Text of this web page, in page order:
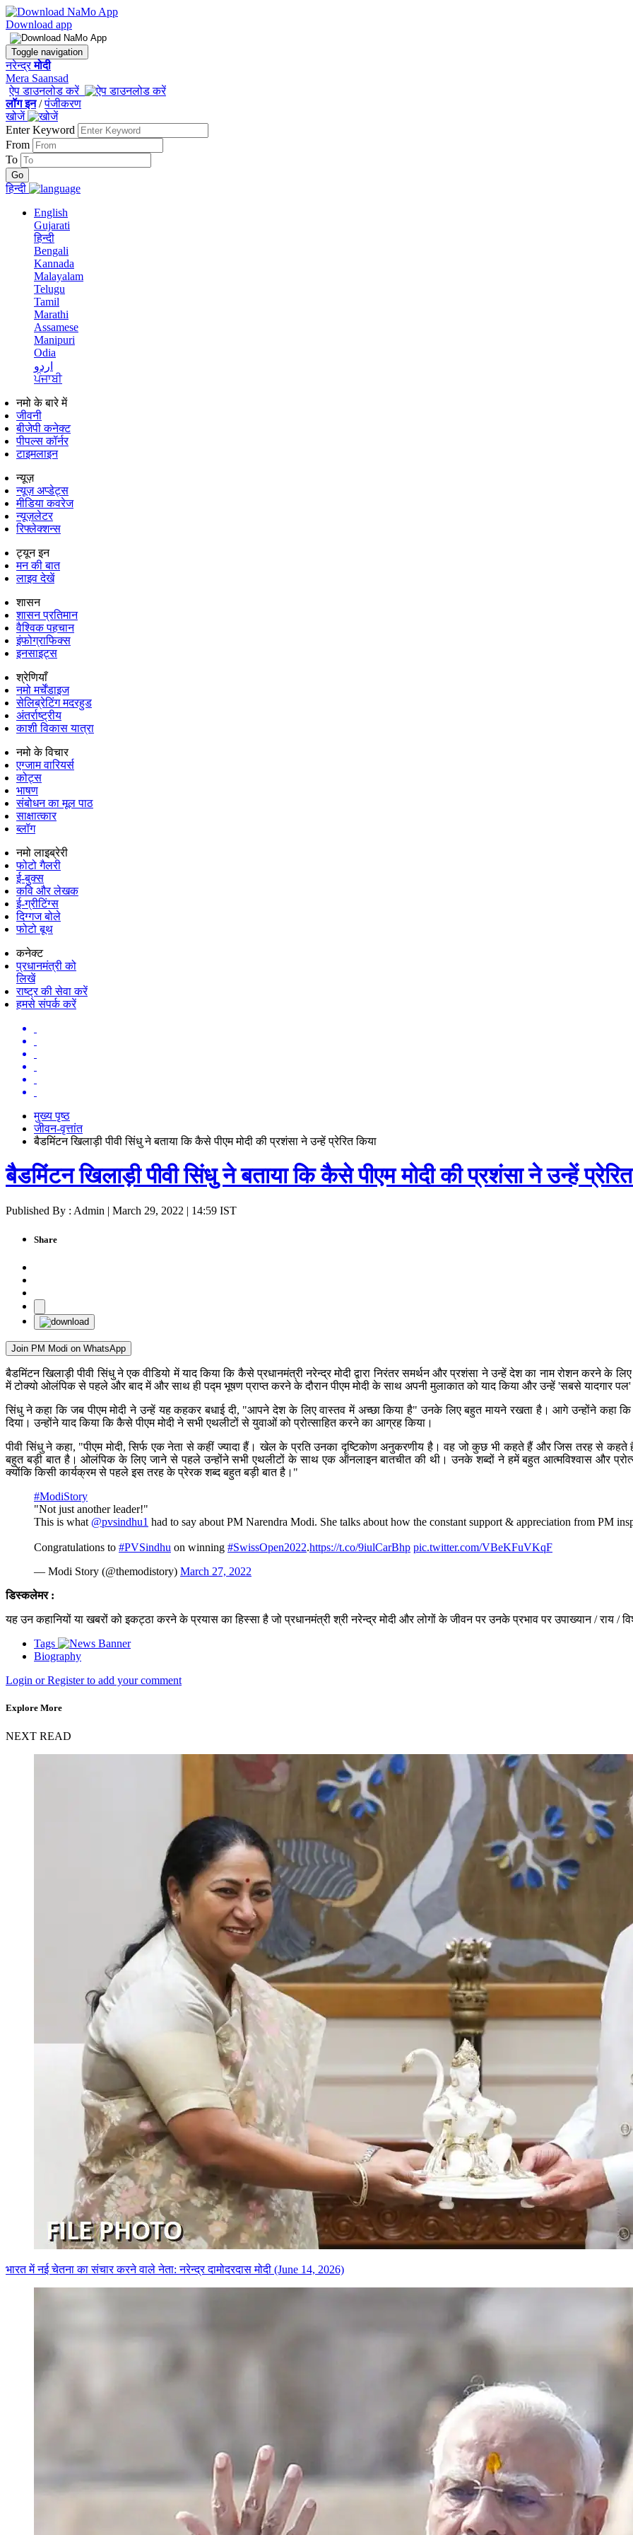
Download app
Toggle navigation
नरेन्द्रमोदी
Mera Saansad
ऐप डाउनलोड करें
लॉग इन/पंजीकरण
खोजें
Enter Keyword
From
To
हिन्दी
English
Gujarati
हिन्दी
Bengali
Kannada
Malayalam
Telugu
Tamil
Marathi
Assamese
Manipuri
Odia
اردو
ਪੰਜਾਬੀ
नमो के बारे में
जीवनी
बीजेपी कनेक्ट
पीपल्स कॉर्नर
टाइमलाइन
न्यूज़
न्यूज़ अप्डेट्स
मीडिया कवरेज
न्यूज़लेटर
रिफ्लेक्शन्स
ट्यून इन
मन की बात
लाइव देखें
शासन
शासन प्रतिमान
वैश्विक पहचान
इंफोग्राफिक्स
इनसाइट्स
श्रेणियाँ
नमो मर्चेंडाइज
सेलिब्रेटिंग मदरहुड
अंतर्राष्‍ट्रीय
काशी विकास यात्रा
नमो के विचार
एग्जाम वारियर्स
कोट्स
भाषण
संबोधन का मूल पाठ
साक्षात्कार
ब्लॉग
नमो लाइब्रेरी
फोटो गैलरी
ई-बुक्स
कवि और लेखक
ई-ग्रीटिंग्स
दिग्गज बोले
फोटो बूथ
कनेक्ट
प्रधानमंत्री को
लिखें
राष्ट्र की सेवा करें
हमसे संपर्क करें
मुख्य पृष्ठ
जीवन-वृत्तांत
बैडमिंटन खिलाड़ी पीवी सिंधु ने बताया कि कैसे पीएम मोदी की प्रशंसा ने उन्हें प्रेरित किया
बैडमिंटन खिलाड़ी पीवी सिंधु ने बताया कि कैसे पीएम मोदी की प्रशंसा ने उन्हें
Published By : Admin | March 29, 2022 | 14:59 IST
Share
Join PM Modi on WhatsApp
बैडमिंटन खिलाड़ी पीवी सिंधु ने एक वीडियो में याद किया कि कैसे प्रधानमंत्री नरेन्द्र मोदी द्वारा निरंतर समर्थन और प्रशंसा ने उन्हें देश का नाम रोशन करने
में टोक्यो ओलंपिक से पहले और बाद में और साथ ही पद्म भूषण प्राप्त करने के दौरान पीएम मोदी के साथ अपनी मुलाकात को याद किया और उन्हें 'सबसे यादगार पल'
सिंधु ने कहा कि जब पीएम मोदी ने उन्हें यह कहकर बधाई दी, "आपने देश के लिए वास्तव में अच्छा किया है" उनके लिए बहुत मायने रखता है। आगे उन्होंने कहा
दिया। उन्होंने याद किया कि कैसे पीएम मोदी ने सभी एथलीटों से युवाओं को प्रोत्साहित करने का आग्रह किया।
पीवी सिंधु ने कहा, "पीएम मोदी, सिर्फ एक नेता से कहीं ज्यादा हैं। खेल के प्रति उनका दृष्टिकोण अनुकरणीय है। वह जो कुछ भी कहते हैं और जिस तरह से
बहुत बड़ी बात है। ओलंपिक के लिए जाने से पहले उन्होंने सभी एथलीटों के साथ एक ऑनलाइन बातचीत की थी। उनके शब्दों ने हमें बहुत आत्मविश्वास और
क्योंकि किसी कार्यक्रम से पहले इस तरह के प्रेरक शब्द बहुत बड़ी बात है।"
#ModiStory
"Not just another leader!"
This is what @pvsindhu1 had to say about PM Narendra Modi. She talks about how the constant support & appreciation from PM
Congratulations to #PVSindhu on winning #SwissOpen2022.https://t.co/9iulCarBhp pic.twitter.com/VBeKFuVKqF
— Modi Story (@themodistory) March 27, 2022
डिस्कलेमर :
यह उन कहानियों या खबरों को इकट्ठा करने के प्रयास का हिस्सा है जो प्रधानमंत्री श्री नरेन्द्र मोदी और लोगों के जीवन पर उनके प्रभाव पर उपाख्यान / राय /
Tags
Biography
Login or Register to add your comment
Explore More
NEXT READ
भारत में नई चेतना का संचार करने वाले नेता: नरेन्द्र दामोदरदास मोदी (June 14, 2026)